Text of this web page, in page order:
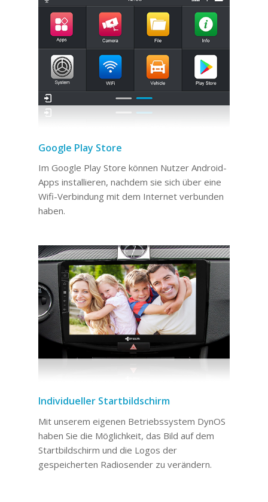
Google Play Store
Im Google Play Store können Nutzer Android-
Apps installieren, nachdem sie sich über eine
Wifi-Verbindung mit dem Internet verbunden
haben.
Individueller Startbildschirm
Mit unserem eigenen Betriebssystem DynOS
haben Sie die Möglichkeit, das Bild auf dem
Startbildschirm und die Logos der
gespeicherten Radiosender zu verändern.